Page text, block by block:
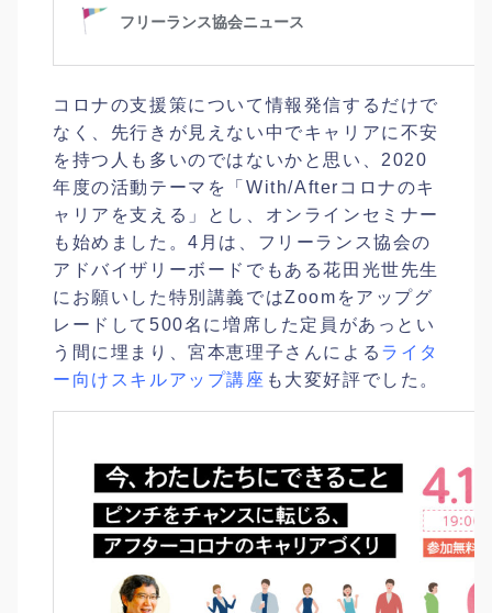
コロナの支援策について情報発信するだけで
なく、先行きが見えない中でキャリアに不安
を持つ人も多いのではないかと思い、2020
年度の活動テーマを「With/Afterコロナのキ
ャリアを支える」とし、オンラインセミナー
も始めました。4月は、フリーランス協会の
アドバイザリーボードでもある花田光世先生
にお願いした特別講義ではZoomをアップグ
レードして500名に増席した定員があっとい
う間に埋まり、宮本恵理子さんによる ライタ
ー向けスキルアップ講座 も大変好評でした。